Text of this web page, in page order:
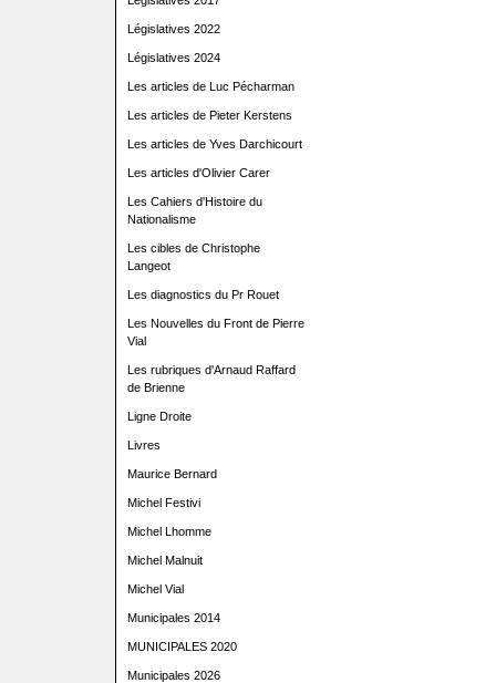
Législatives 2022
Législatives 2024
Les articles de Luc Pécharman
Les articles de Pieter Kerstens
Les articles de Yves Darchicourt
Les articles d'Olivier Carer
Les Cahiers d'Histoire du
Nationalisme
Les cibles de Christophe
Langeot
Les diagnostics du Pr Rouet
Les Nouvelles du Front de Pierre
Vial
Les rubriques d'Arnaud Raffard
de Brienne
Ligne Droite
Livres
Maurice Bernard
Michel Festivi
Michel Lhomme
Michel Malnuit
Michel Vial
Municipales 2014
MUNICIPALES 2020
Municipales 2026